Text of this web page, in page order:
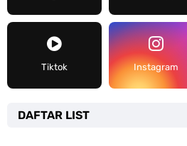
Tiktok Instagram
DAFTAR LIST